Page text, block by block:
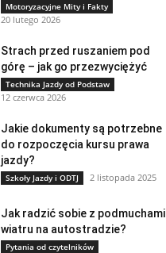
Motoryzacyjne Mity i Fakty
20 lutego 2026
Strach przed ruszaniem pod
górę – jak go przezwyciężyć
Technika Jazdy od Podstaw
12 czerwca 2026
Jakie dokumenty są potrzebne
do rozpoczęcia kursu prawa
jazdy?
Szkoły Jazdy i ODTJ 2 listopada 2025
Jak radzić sobie z podmuchami
wiatru na autostradzie?
Pytania od czytelników